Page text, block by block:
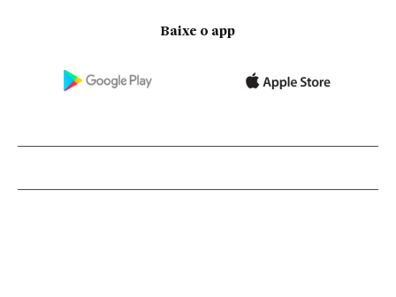
Baixe o app